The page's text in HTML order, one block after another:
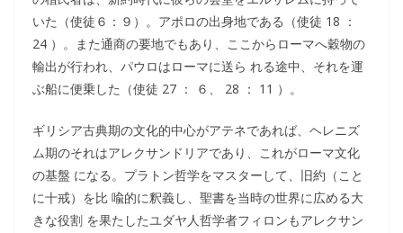
いた（使徒６：９）。アポロの出身地である（使徒 18 ：
24 ）。また通商の要地でもあり、ここからローマへ穀物の
輸出が行われ、パウロはローマに送ら れる途中、それを運
ぶ船に便乗した（使徒 27 ： ６、 28 ： 11 ）。
ギリシア古典期の文化的中心がアテネであれば、ヘレニズ
ム期のそれはアレクサンドリアであり、これがローマ文化
の基盤 になる。プラトン哲学をマスターして、旧約（こと
に十戒）を比 喩的に釈義し、聖書を当時の世界に広める大
きな役割 を果たしたユダヤ人哲学者フィロンもアレクサン